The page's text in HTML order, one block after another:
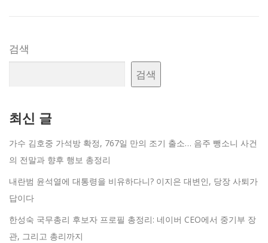
검색
검색
최신 글
가수 김호중 가석방 확정, 767일 만의 조기 출소… 음주 뺑소니 사건
의 전말과 향후 행보 총정리
내란범 윤석열에 대통령을 비유하다니? 이지은 대변인, 당장 사퇴가
답이다
한성숙 국무총리 후보자 프로필 총정리: 네이버 CEO에서 중기부 장
관, 그리고 총리까지